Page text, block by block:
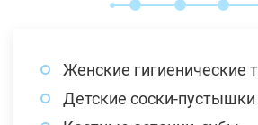
Женские гигиенические
Детские соски-пустышки